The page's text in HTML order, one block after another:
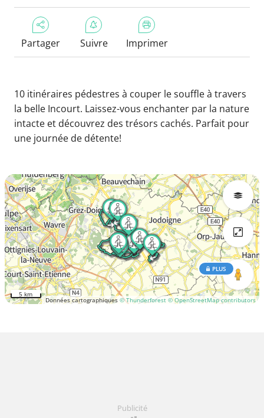
Partager Suivre Imprimer
10 itinéraires pédestres à couper le souffle à travers
la belle Incourt. Laissez-vous enchanter par la nature
intacte et découvrez des trésors cachés. Parfait pour
une journée de détente!
Données cartographiques © Thunderforest © OpenStreetMap contributors
PLUS
5 km
Publicité